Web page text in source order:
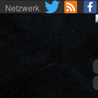
Netzwerk